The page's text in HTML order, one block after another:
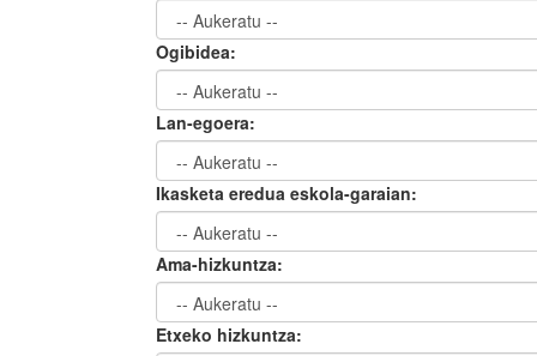
Ogibidea:
Lan-egoera:
Ikasketa eredua eskola-garaian:
Ama-hizkuntza:
Etxeko hizkuntza: